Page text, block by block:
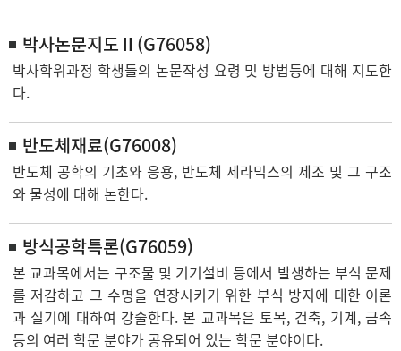
박사논문지도Ⅱ(G76058)
박사학위과정 학생들의 논문작성 요령 및 방법등에 대해 지도한
다.
반도체재료(G76008)
반도체 공학의 기초와 응용, 반도체 세라믹스의 제조 및 그 구조
와 물성에 대해 논한다.
방식공학특론(G76059)
본 교과목에서는 구조물 및 기기설비 등에서 발생하는 부식 문제
를 저감하고 그 수명을 연장시키기 위한 부식 방지에 대한 이론
과 실기에 대하여 강술한다. 본 교과목은 토목, 건축, 기계, 금속
등의 여러 학문 분야가 공유되어 있는 학문 분야이다.